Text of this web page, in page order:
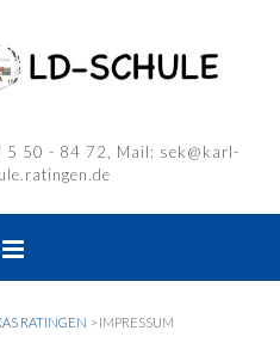
5 50 - 84 72, Mail: sek@karl-
RATINGEN > IMPRESSUM